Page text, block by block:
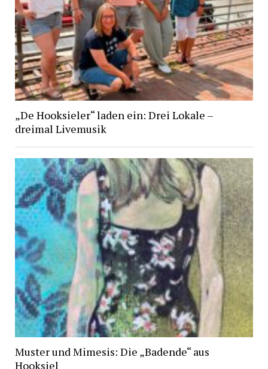
„De Hooksieler“ laden ein: Drei Lokale –
dreimal Livemusik
Muster und Mimesis: Die „Badende“ aus
Hooksiel